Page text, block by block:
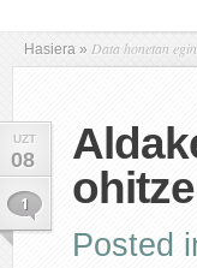
Hasiera » Data honetan
UZT
08
1
Posted